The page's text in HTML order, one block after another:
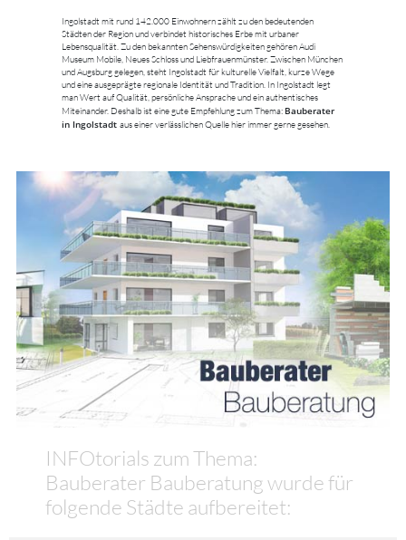
Ingolstadt mit rund 142.000 Einwohnern zählt zu den bedeutenden
Städten der Region und verbindet historisches Erbe mit urbaner
Lebensqualität. Zu den bekannten Sehenswürdigkeiten gehören Audi
Museum Mobile, Neues Schloss und Liebfrauenmünster. Zwischen München
und Augsburg gelegen, steht Ingolstadt für kulturelle Vielfalt, kurze Wege
und eine ausgeprägte regionale Identität und Tradition. In Ingolstadt legt
man Wert auf Qualität, persönliche Ansprache und ein authentisches
Miteinander. Deshalb ist eine gute Empfehlung zum Thema: Bauberater
in Ingolstadt aus einer verlässlichen Quelle hier immer gerne gesehen.
INFOtorials zum Thema:
Bauberater Bauberatung wurde für
folgende Städte aufbereitet: